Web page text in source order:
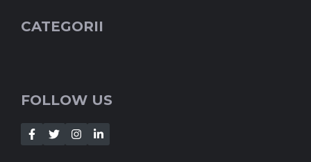
CATEGORII
FOLLOW US